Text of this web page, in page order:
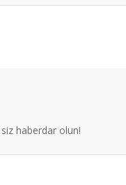
haberdar olun!